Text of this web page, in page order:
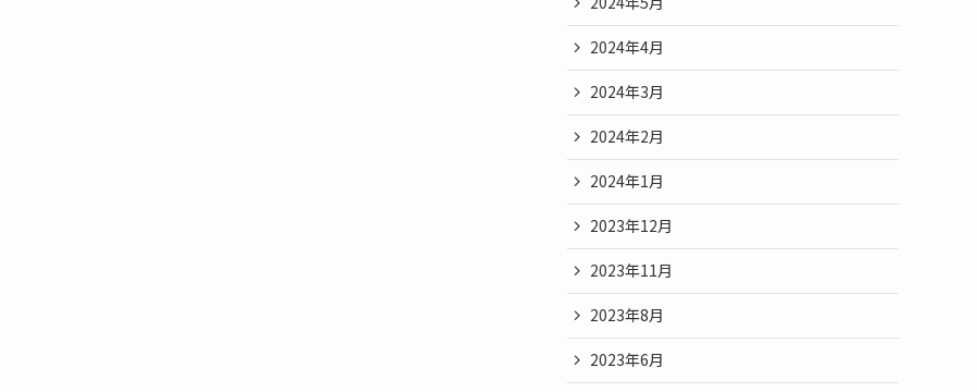
2024年4月
2024年3月
2024年2月
2024年1月
2023年12月
2023年11月
2023年8月
2023年6月